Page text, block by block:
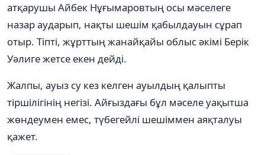
атқарушы Айбек Нұғымаровтың осы мәселеге
назар аударып, нақты шешім қабылдауын сұрап
отыр. Тіпті, жұрттың жанайқайы облыс әкімі Берік
Уәлиге жетсе екен дейді.
Жалпы, ауыз су кез келген ауылдың қалыпты
тіршілігінің негізі. Айғыздағы бұл мәселе уақытша
жөндеумен емес, түбегейлі шешіммен аяқталуы
қажет.